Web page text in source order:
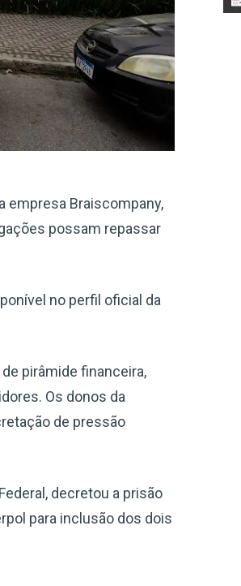
empresa Braiscompany,
possam repassar
no perfil oficial da
pirâmide financeira,
Os donos da
de pressão
decretou a prisão
para inclusão dos dois